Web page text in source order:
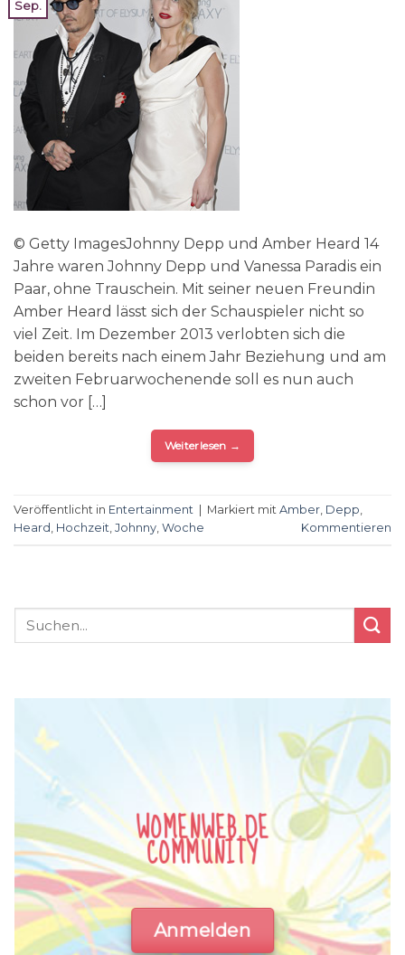
Sep.
© Getty ImagesJohnny Depp und Amber Heard 14
Jahre waren Johnny Depp und Vanessa Paradis ein
Paar, ohne Trauschein. Mit seiner neuen Freundin
Amber Heard lässt sich der Schauspieler nicht so
viel Zeit. Im Dezember 2013 verlobten sich die
beiden bereits nach einem Jahr Beziehung und am
zweiten Februarwochenende soll es nun auch
schon vor […]
Weiterlesen →
Veröffentlicht in Entertainment Markiert mit Amber, Depp,
Heard , Hochzeit, Johnny, Woche Kommentieren
WOMENWEB.DE
COMMUNITY
Anmelden